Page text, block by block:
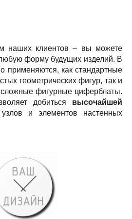
наших клиентов – вы можете
форму будущих изделий. В
применяются, как стандартные
геометрических фигур, так и
сложные фигурные циферблаты.
добиться высочайшей
и элементов настенных